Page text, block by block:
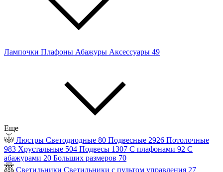
Лампочки Плафоны Абажуры Аксессуары 49
Еще
Люстры Светодиодные 80 Подвесные 2926 Потолочные
983 Хрустальные 504 Подвесы 1307 С плафонами 92 С
абажурами 20 Больших размеров 70
Светильники Светильники с пультом управления 27